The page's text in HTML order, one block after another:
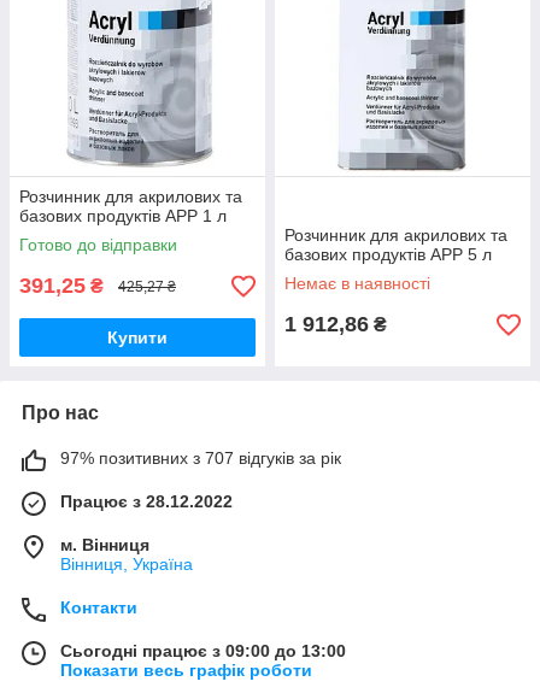
Розчинник для акрилових та
базових продуктів APP 1 л
Готово до відправки
391,25 ₴ 425,27 ₴
Купити
Розчинник для акрилових та
базових продуктів APP 5 л
Немає в наявності
1 912,86 ₴
Про нас
97% позитивних з 707 відгуків за рік
Працює з 28.12.2022
м. Вінниця
Вінниця, Україна
Контакти
Сьогодні працює з 09:00 до 13:00
Показати весь графік роботи